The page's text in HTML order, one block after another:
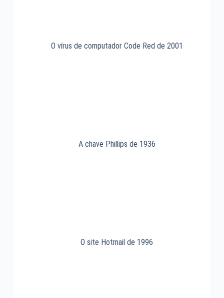
O vírus de computador Code Red de 2001
A chave Phillips de 1936
O site Hotmail de 1996